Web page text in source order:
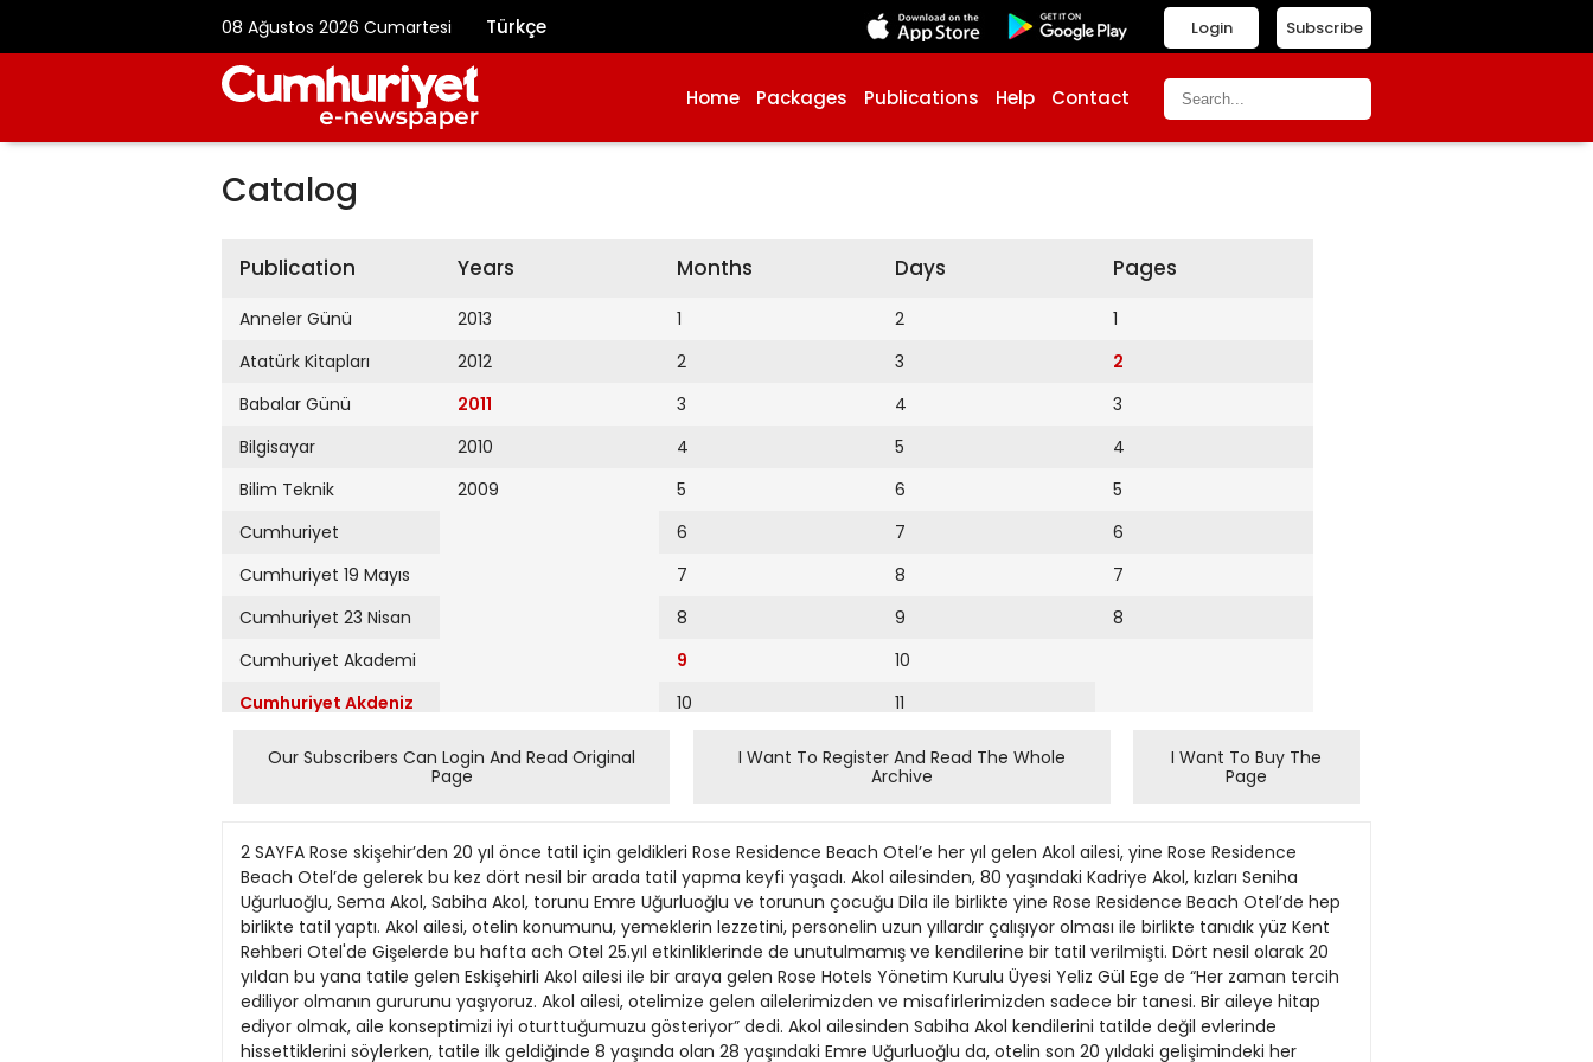
08 Ağustos 2026 Cumartesi Türkçe Subscribe
Login
Home Packages Publications Help Contact
Catalog
Publication
Anneler Günü
Atatürk Kitapları
Babalar Günü
Bilgisayar
Bilim Teknik
Cumhuriyet
Cumhuriyet 19 Mayıs
Cumhuriyet 23 Nisan
Cumhuriyet Akademi
Cumhuriyet Akdeniz
Cumhuriyet Alışveriş
Cumhuriyet Ankara
Cumhuriyet Büyük
Taaruz
Cumhuriyet
Cumartesi
Cumhuriyet Çevre
Years
2013
2012
2011
2010
2009
Months
1
2
3
4
5
6
7
8
9
10
Days
2
3
4
5
6
7
8
9
10
11
12
13
15
17
18
19
Pages
1
2
3
4
5
6
7
8
Our Subscribers Can Login And Read Original
Page
I Want To Register And Read The Whole
Archive
I Want To Buy The
Page
2 SAYFA Rose skişehir’den 20 yıl önce tatil için geldikleri Rose Residence Beach Otel’e her yıl gelen Akol ailesi, yine Rose Residence
Beach Otel’de gelerek bu kez dört nesil bir arada tatil yapma keyfi yaşadı. Akol ailesinden, 80 yaşındaki Kadriye Akol, kızları Seniha
Uğurluoğlu, Sema Akol, Sabiha Akol, torunu Emre Uğurluoğlu ve torunun çocuğu Dila ile birlikte yine Rose Residence Beach Otel’de hep
birlikte tatil yaptı. Akol ailesi, otelin konumunu, yemeklerin lezzetini, personelin uzun yıllardır çalışıyor olması ile birlikte tanıdık yüz Kent
Rehberi Otel'de Gişelerde bu hafta ach Otel 25.yıl etkinliklerinde de unutulmamış ve kendilerine bir tatil verilmişti. Dört nesil olarak 20
yıldan bu yana tatile gelen Eskişehirli Akol ailesi ile bir araya gelen Rose Hotels Yönetim Kurulu Üyesi Yeliz Gül Ege de “Her zaman tercih
ediliyor olmanın gururunu yaşıyoruz. Akol ailesi, otelimize gelen ailelerimizden ve misafirlerimizden sadece bir tanesi. Bir aileye hitap
ediyor olmak, aile konseptimizi iyi oturttuğumuzu gösteriyor” dedi. Akol ailesinden Sabiha Akol kendilerini tatilde değil evlerinde
hissettiklerini söylerken, tatile ilk geldiğinde 8 yaşında olan 28 yaşındaki Emre Uğurluoğlu da, otelin son 20 yıldaki gelişimindeki her